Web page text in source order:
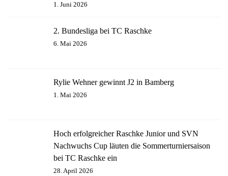
1. Juni 2026
2. Bundesliga bei TC Raschke
6. Mai 2026
Rylie Wehner gewinnt J2 in Bamberg
1. Mai 2026
Hoch erfolgreicher Raschke Junior und SVN
Nachwuchs Cup läuten die Sommerturniersaison
bei TC Raschke ein
28. April 2026